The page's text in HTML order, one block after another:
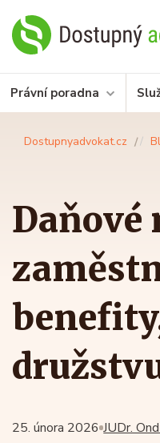
Právní poradna
Dostupnyadvokat.cz
Daňové
JUDr.
25. února 2026